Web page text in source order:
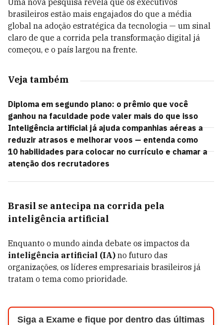
Uma nova pesquisa revela que os executivos
brasileiros estão mais engajados do que a média
global na adoção estratégica da tecnologia — um sinal
claro de que a corrida pela transformação digital já
começou, e o país largou na frente.
Veja também
Diploma em segundo plano: o prêmio que você
ganhou na faculdade pode valer mais do que isso
Inteligência artificial já ajuda companhias aéreas a
reduzir atrasos e melhorar voos — entenda como
10 habilidades para colocar no currículo e chamar a
atenção dos recrutadores
Brasil se antecipa na corrida pela
inteligência artificial
Enquanto o mundo ainda debate os impactos da
inteligência artificial (IA) no futuro das
organizações, os líderes empresariais brasileiros já
tratam o tema como prioridade.
Siga a Exame e fique por dentro das últimas